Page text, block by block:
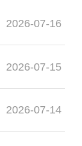
2026-07-16
2026-07-15
2026-07-14